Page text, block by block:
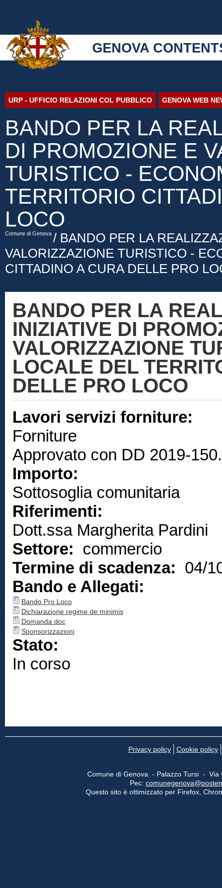
GENOVA
URP - UFFICIO RELAZIONI COL PUBBLICO GENOVA WEB
BANDO PER LA
DI PROMOZIONE E
TURISTICO -
TERRITORIO
LOCO
Comune di Genova / BANDO PER LA
VALORIZZAZIONE TURISTICO -
CITTADINO A CURA DELLE PRO
BANDO PER LA
INIZIATIVE DI
VALORIZZAZIONE
LOCALE DEL
DELLE PRO LOCO
Lavori servizi forniture:
Forniture
Approvato con DD 2019-
Importo:
Sottosoglia comunitaria
Riferimenti:
Dott.ssa Margherita Pardini
Settore: commercio
Termine di scadenza: 04/
Bando e Allegati:
Bando Pro Loco
Dichiarazione regime de minimis
Domanda doc
Sponsorizzazioni
Stato:
In corso
Privacy policy Cookie policy
Comune di Genova - Palazzo Tursi -
Pec:
Questo sito è ottimizzato per Firefox,